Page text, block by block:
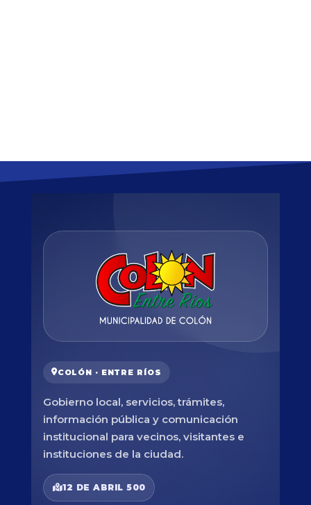
COLÓN · ENTRE RÍOS
Gobierno local, servicios, trámites,
información pública y comunicación
institucional para vecinos, visitantes e
instituciones de la ciudad.
12 DE ABRIL 500